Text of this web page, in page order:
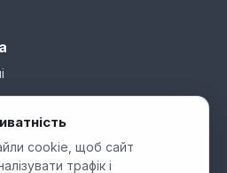
поштомат, адреса
cookie, щоб сайт
трафік і